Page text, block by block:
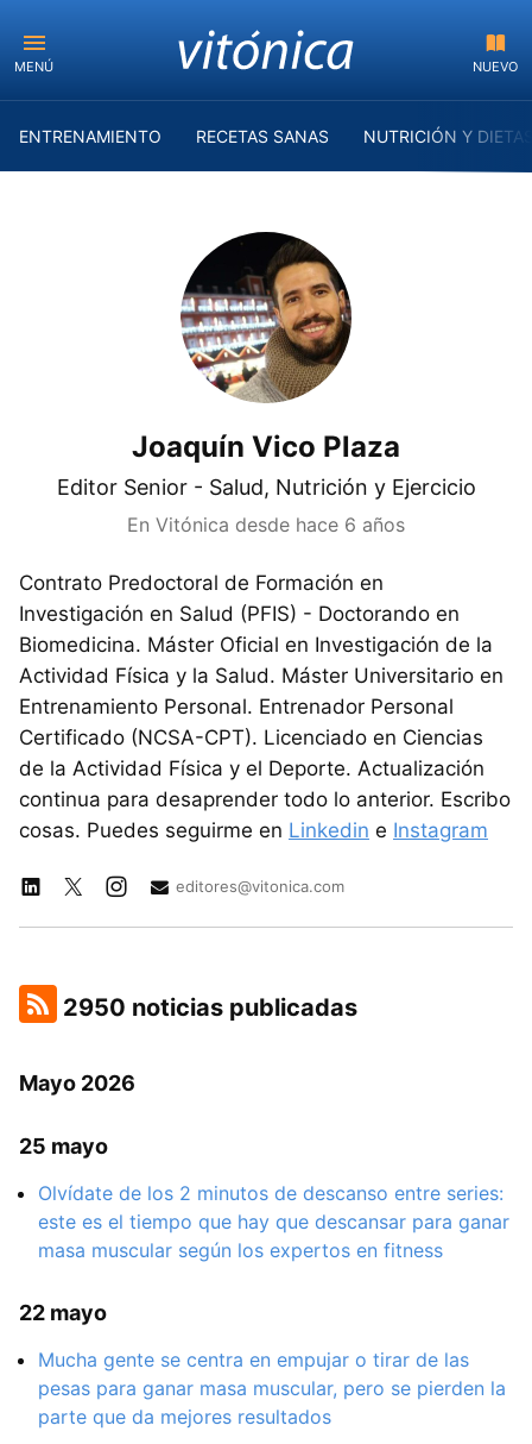
MENÚ NUEVO
ENTRENAMIENTO RECETAS SANAS NUTRICIÓN Y
Joaquín Vico Plaza
Editor Senior - Salud, Nutrición y Ejercicio
En Vitónica desde hace 6 años
Contrato Predoctoral de Formación en
Investigación en Salud (PFIS) - Doctorando en
Biomedicina. Máster Oficial en Investigación de la
Actividad Física y la Salud. Máster Universitario en
Entrenamiento Personal. Entrenador Personal
Certificado (NCSA-CPT). Licenciado en Ciencias
de la Actividad Física y el Deporte. Actualización
continua para desaprender todo lo anterior. Escribo
cosas. Puedes seguirme en Linkedin e Instagram
editores@vitonica.com
2950 noticias publicadas
Mayo 2026
25 mayo
Olvídate de los 2 minutos de descanso entre series:
este es el tiempo que hay que descansar para ganar
masa muscular según los expertos en fitness
22 mayo
Mucha gente se centra en empujar o tirar de las
pesas para ganar masa muscular, pero se pierden la
parte que da mejores resultados